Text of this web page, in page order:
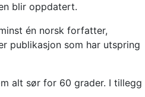
blir oppdatert.
én norsk forfatter,
publikasjon som har utspring
alt sør for 60 grader. I tillegg